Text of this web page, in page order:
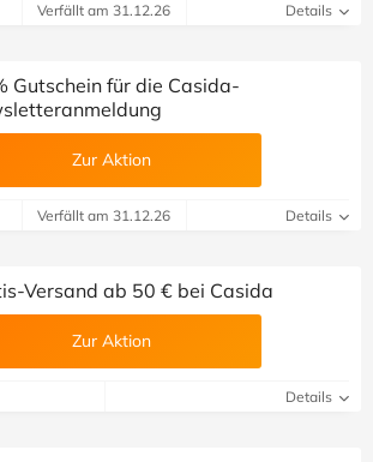
Verfällt am 31.12.26 Details
Gutschein für die Casida-
Zur Aktion
Verfällt am 31.12.26 Details
Versand ab 50 € bei Casida
Zur Aktion
Details